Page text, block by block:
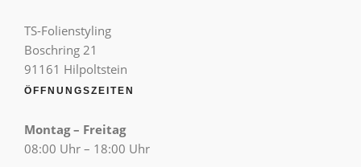
TS-Folienstyling
Boschring 21
91161 Hilpoltstein
ÖFFNUNGSZEITEN
Montag – Freitag
08:00 Uhr – 18:00 Uhr